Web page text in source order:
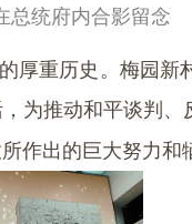
总统府内合影留念
重历史。梅园
为推动和平谈判
作出的巨大努力和